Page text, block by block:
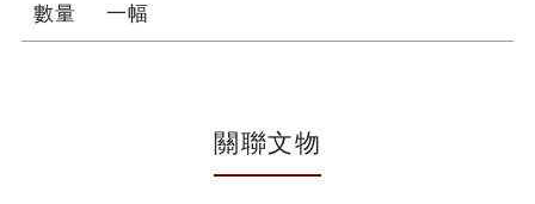
數量 一幅
關聯文物